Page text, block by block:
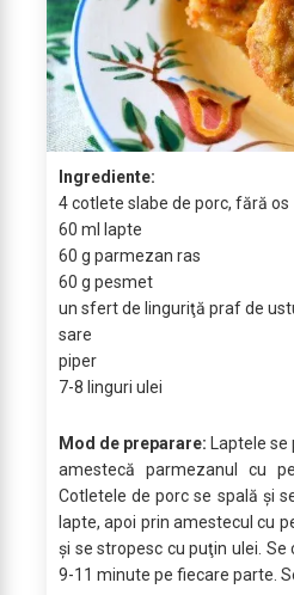
Ingrediente:
4 cotlete slabe de porc, fără os
60 ml lapte
60 g parmezan ras
60 g pesmet
un sfert de linguriţă praf de
sare
piper
7-8 linguri ulei
Mod de preparare: Laptele se
amestecă parmezanul cu
Cotletele de porc se spală şi
lapte, apoi prin amestecul cu
şi se stropesc cu puţin ulei. Se
9-11 minute pe fiecare parte.